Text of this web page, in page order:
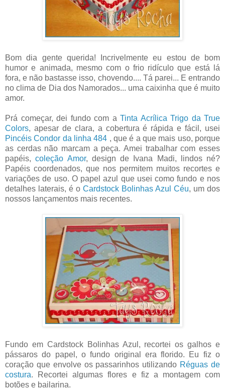
Bom dia gente querida! Incrivelmente eu estou de bom
humor e animada, mesmo com o frio ridículo que está lá
fora, e não bastasse isso, chovendo.... Tá parei... E entrando
no clima de Dia dos Namorados... uma caixinha que é muito
amor.
Prá começar, dei fundo com a Tinta Acrílica Trigo da True
Colors, apesar de clara, a cobertura é rápida e fácil, usei
Pincéis Condor da linha 484 , que é a que mais uso, porque
as cerdas não marcam a peça. Amei trabalhar com esses
papéis,coleção Amor, design de Ivana Madi, lindos né?
Papéis coordenados, que nos permitem muitos recortes e
variações de uso. O papel azul que usei como fundo e nos
detalhes laterais, é o Cardstock Bolinhas Azul Céu, um dos
nossos lançamentos mais recentes.
Fundo em Cardstock Bolinhas Azul, recortei os galhos e
pássaros do papel, o fundo original era florido. Eu fiz o
coração que envolve os passarinhos utilizando Réguas de
costura. Recortei algumas flores e fiz a montagem com
botões e bailarina.